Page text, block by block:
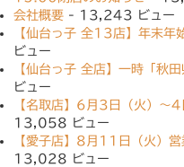
会社概要 - 13,243 ビュー
【仙台っ子 全13店】年末年
ビュー
【仙台っ子 全店】一時「秋
ビュー
【名取店】6月3日（火）〜
13,058 ビュー
【愛子店】8月11日（火）
13,028 ビュー